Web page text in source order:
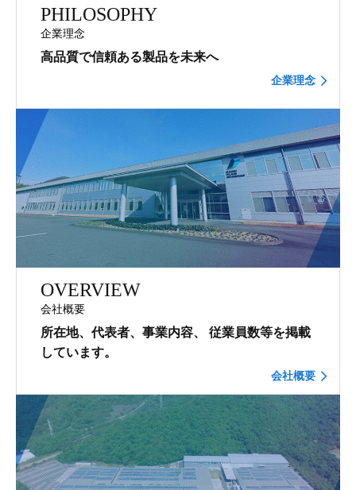
PHILOSOPHY
企業理念
高品質で信頼ある製品を未来へ
企業理念
OVERVIEW
会社概要
所在地、代表者、事業内容、
従業員数等を掲載
しています。
会社概要